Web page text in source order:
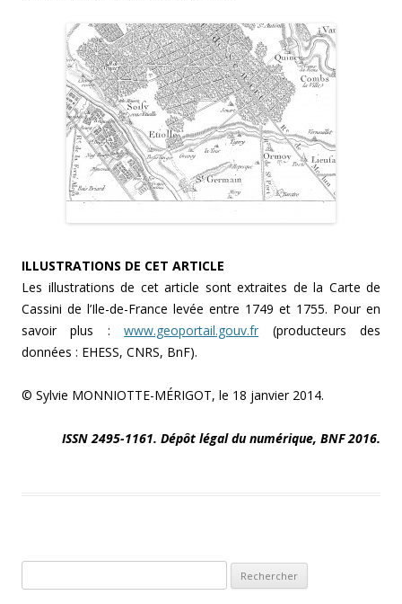
ILLUSTRATIONS DE CET ARTICLE
Les illustrations de cet article sont extraites de la Carte de
Cassini de l’Ile-de-France levée entre 1749 et 1755. Pour en
savoir plus :www.geoportail.gouv.fr (producteurs des
données : EHESS, CNRS, BnF).
© Sylvie MONNIOTTE-MÉRIGOT, le 18 janvier 2014.
ISSN 2495-1161. Dépôt légal du numérique, BNF 2016.